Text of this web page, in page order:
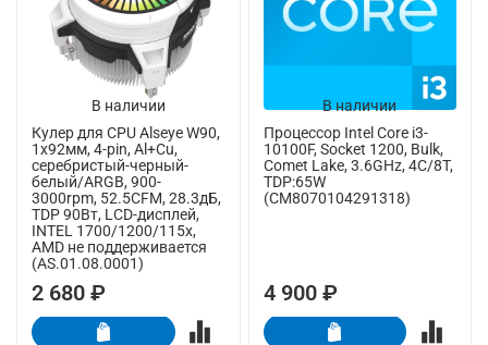
В наличии
Кулер для CPU Alseye W90,
1х92мм, 4-pin, Al+Cu,
серебристый-черный-
белый/ARGB, 900-
3000rpm, 52.5CFM, 28.3дБ,
TDP 90Вт, LCD-дисплей,
INTEL 1700/1200/115x,
AMD не поддерживается
(AS.01.08.0001)
2 680 ₽
В наличии
Процессор Intel Core i3-
10100F, Socket 1200, Bulk,
Comet Lake, 3.6GHz, 4C/8T,
TDP:65W
(CM8070104291318)
4 900 ₽